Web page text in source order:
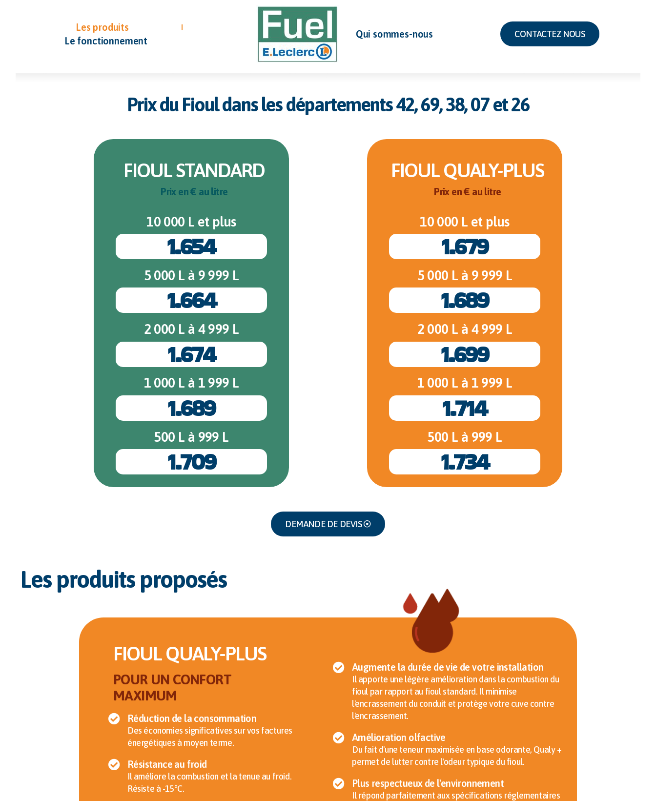
Les produits
Le fonctionnement
Qui sommes-nous CONTACTEZ NOUS
Prix du Fioul dans les départements 42, 69, 38, 07 et 26
FIOUL STANDARD
Prix en € au litre
10 000 L et plus
1.654
5 000 L à 9 999 L
1.664
2 000 L à 4 999 L
1.674
1 000 L à 1 999 L
1.689
500 L à 999 L
1.709
FIOUL QUALY-PLUS
Prix en € au litre
10 000 L et plus
1.679
5 000 L à 9 999 L
1.689
2 000 L à 4 999 L
1.699
1 000 L à 1 999 L
1.714
500 L à 999 L
1.734
DEMANDE DE DEVIS
Les produits proposés
FIOUL QUALY-PLUS
POUR UN CONFORT
MAXIMUM
Réduction de la consommation
Des économies significatives sur vos factures
énergétiques à moyen terme.
Résistance au froid
Il améliore la combustion et la tenue au froid.
Résiste à -15°C.
Augmente la durée de vie de votre installation
Il apporte une légère amélioration dans la combustion du
fioul par rapport au fioul standard. Il minimise
l'encrassement du conduit et protège votre cuve contre
l'encrassement.
Amélioration olfactive
Du fait d'une teneur maximisée en base odorante, Qualy +
permet de lutter contre l'odeur typique du fioul.
Plus respectueux de l'environnement
Il répond parfaitement aux spécifications réglementaires